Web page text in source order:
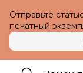
Отправьте
печатный